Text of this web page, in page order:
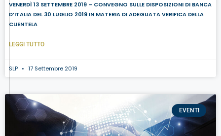
VENERDÌ 13 SETTEMBRE 2019 – CONVEGNO SULLE DISPOSIZIONI DI BANCA
D’ITALIA DEL 30 LUGLIO 2019 IN MATERIA DI ADEGUATA VERIFICA DELLA
CLIENTELA
LEGGI TUTTO
SLP 17 Settembre 2019
EVENTI